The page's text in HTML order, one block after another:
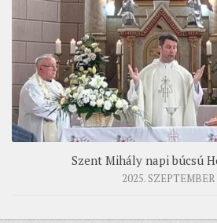
Szent Mihály napi búcsú
2025. SZEPTEMBER